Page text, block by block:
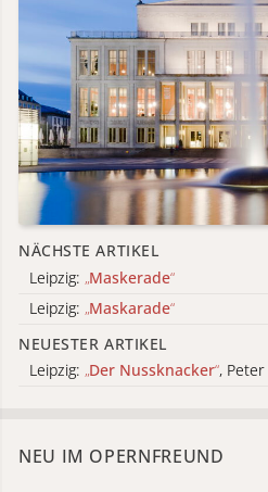
NÄCHSTE ARTIKEL
Leipzig: „Maskerade“
Leipzig: „Maskarade“
NEUESTER ARTIKEL
Leipzig: „Der Nussknacker“,
NEU IM OPERNFREUND